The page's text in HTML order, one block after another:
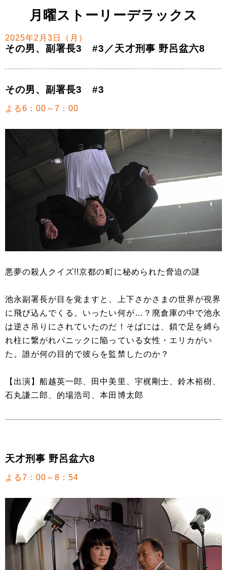
月曜ストーリーデラックス
2025年2月3日（月）
その男、副署長3 #3／天才刑事 野呂盆六8
その男、副署長3 #3
よる6：00～7：00
悪夢の殺人クイズ!!京都の町に秘められた脅迫の謎
池永副署長が目を覚ますと、上下さかさまの世界が視界
に飛び込んでくる。いったい何が…？廃倉庫の中で池永
は逆さ吊りにされていたのだ！そばには、鎖で足を縛ら
れ柱に繋がれパニックに陥っている女性・エリカがい
た。誰が何の目的で彼らを監禁したのか？
【出演】船越英一郎、田中美里、宇梶剛士、鈴木裕樹、
石丸謙二郎、的場浩司、本田博太郎
天才刑事 野呂盆六8
よる7：00～8：54